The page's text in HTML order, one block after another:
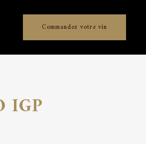
Commandez votre vin
IGP